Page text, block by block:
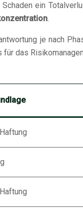
ein
.
je nach
das